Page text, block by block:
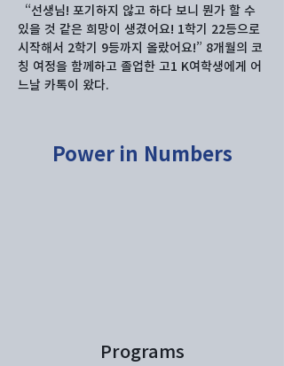
“선생님! 포기하지 않고 하다 보니 뭔가 할 수
있을 것 같은 희망이 생겼어요! 1학기 22등으로
시작해서 2학기 9등까지 올랐어요!” 8개월의 코
칭 여정을 함께하고 졸업한 고1 K여학생에게 어
느날 카톡이 왔다.
Power in Numbers
Programs